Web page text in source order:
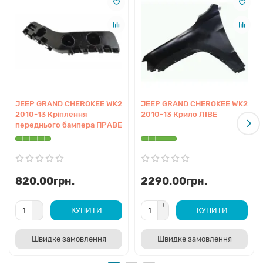
Точна сумісність:
Даний якісний aftermarket аналог
розроблений за допомогою лазерного сканування, що
забезпечує ідеальні зазори при монтажі.
Використання якісної сталі
Захисне покриття:Поверхня оброблена
антикорозійним складом, що полегшує підготовку до
малярних робіт.
коштує значно дешевше, при цьому візуально та за
характеристиками не поступається дорожчим
варіантам.
Легкий монтаж:Всі технологічні отвори та місця
кріплень відповідають заводським параметрам
автомобіля Jeep Grand Cherokee.
Сумісність
JEEP GRAND CHEROKEE WK2
2010-13 Кріплення
переднього бампера ПРАВЕ
820.00грн.
КУПИТИ
Швидке замовлення
JEEP GRAND CHEROKEE WK2
2010-13 Крило ЛІВЕ
2290.00грн.
КУПИТИ
Швидке замовлення